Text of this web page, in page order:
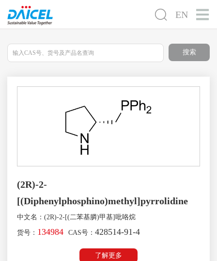
EN
搜索
(2R)-2-
[(Diphenylphosphino)methyl]pyrrolidine
中文名：(2R)-2-[(二苯基膦)甲基]吡咯烷
货号： 134984 CAS号： 428514-91-4
了解更多